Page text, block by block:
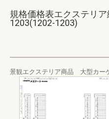
規格価格表エクステリ
1203(1202-1203)
景観エクステリア商品 大型カー